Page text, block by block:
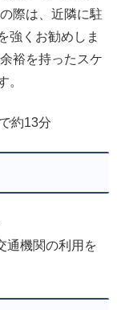
際は、近隣に駐
強くお勧めしま
裕を持ったスケ
。
約13分
通機関の利用を